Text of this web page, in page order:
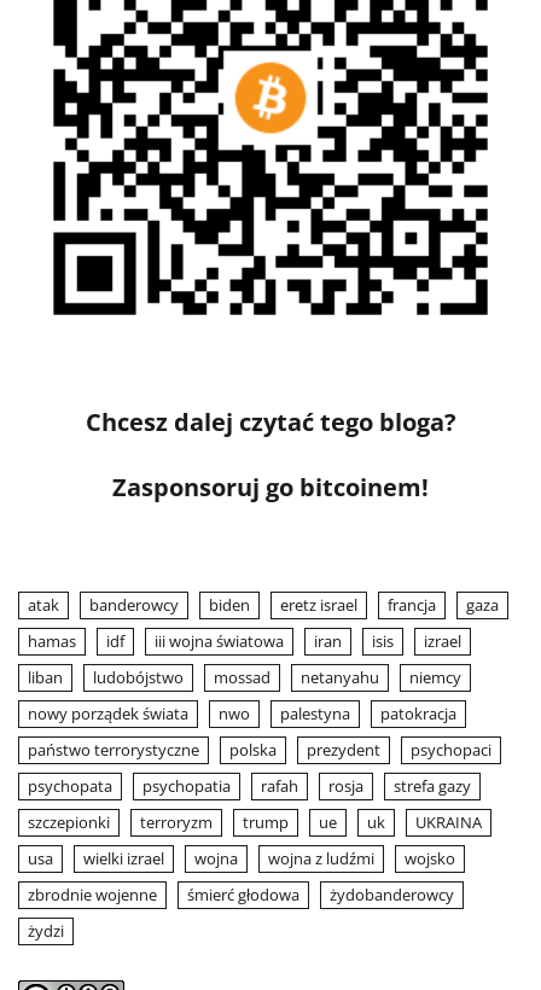
Chcesz dalej czytać tego bloga?
Zasponsoruj go bitcoinem!
atak banderowcy biden eretz israel francja
gaza
hamas
idf iii wojna światowa iran isis
izrael
liban
ludobójstwo mossad netanyahu
niemcy
nowy porządek świata
nwo palestyna
patokracja
państwo terrorystyczne
polska prezydent
psychopaci
psychopata
psychopatia rafah rosja
strefa gazy
szczepionki
terroryzm trump ue uk
UKRAINA
usa
wielki izrael wojna wojna z ludźmi
wojsko
zbrodnie wojenne
śmierć głodowa
żydobanderowcy
żydzi